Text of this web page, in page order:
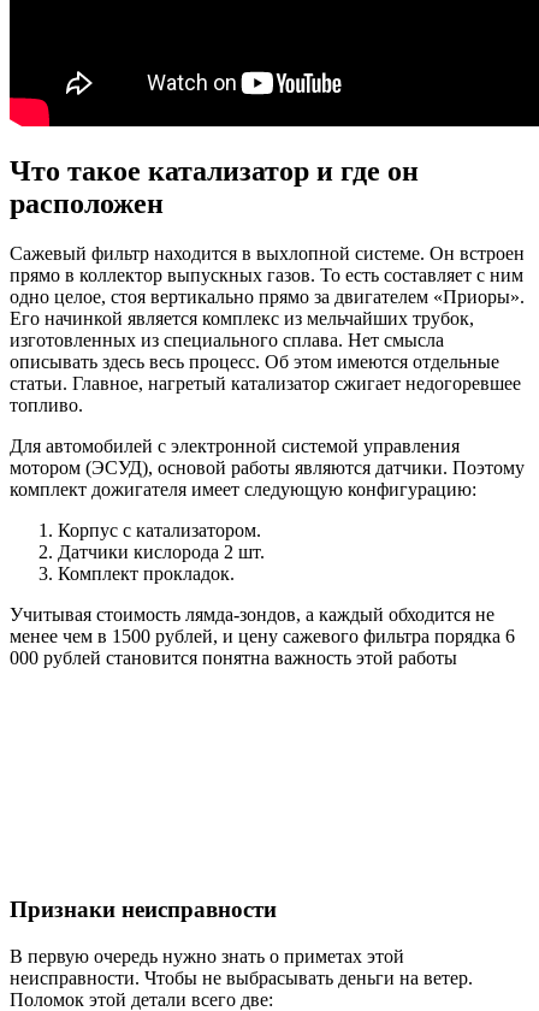
Что такое катализатор и где он
расположен
Сажевый фильтр находится в выхлопной системе. Он встроен
прямо в коллектор выпускных газов. То есть составляет с ним
одно целое, стоя вертикально прямо за двигателем «Приоры».
Его начинкой является комплекс из мельчайших трубок,
изготовленных из специального сплава. Нет смысла
описывать здесь весь процесс. Об этом имеются отдельные
статьи. Главное, нагретый катализатор сжигает недогоревшее
топливо.
Для автомобилей с электронной системой управления
мотором (ЭСУД), основой работы являются датчики. Поэтому
комплект дожигателя имеет следующую конфигурацию:
Корпус с катализатором.
Датчики кислорода 2 шт.
Комплект прокладок.
Учитывая стоимость лямда-зондов, а каждый обходится не
менее чем в 1500 рублей, и цену сажевого фильтра порядка 6
000 рублей становится понятна важность этой работы
Признаки неисправности
В первую очередь нужно знать о приметах этой
неисправности. Чтобы не выбрасывать деньги на ветер.
Поломок этой детали всего две: